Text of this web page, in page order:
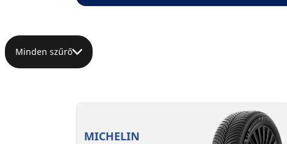
Minden szűrő
MICHELIN